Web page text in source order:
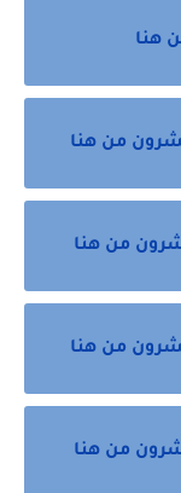
هنا
من هنا
من هنا
من هنا
من هنا